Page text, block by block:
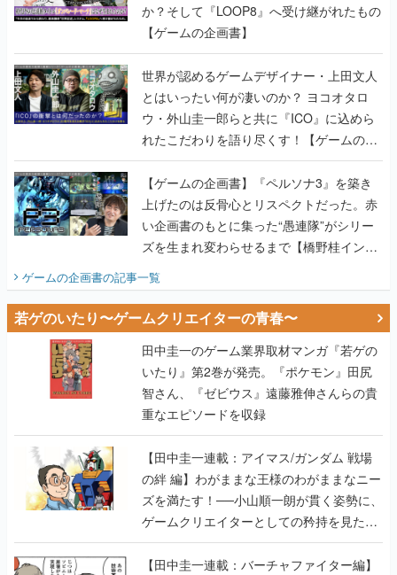
か？そして『LOOP8』へ受け継がれたもの
【ゲームの企画書】
世界が認めるゲームデザイナー・上田文人
とはいったい何が凄いのか？ ヨコオタロ
ウ・外山圭一郎らと共に『ICO』に込めら
れたこだわりを語り尽くす！【ゲームの企
画書】
【ゲームの企画書】『ペルソナ3』を築き
上げたのは反骨心とリスペクトだった。赤
い企画書のもとに集った“愚連隊”がシリー
ズを生まれ変わらせるまで【橋野桂インタ
ビュー】
ゲームの企画書の記事一覧
若ゲのいたり〜ゲームクリエイターの青春〜
田中圭一のゲーム業界取材マンガ『若ゲの
いたり』第2巻が発売。『ポケモン』田尻
智さん、『ゼビウス』遠藤雅伸さんらの貴
重なエピソードを収録
【田中圭一連載：アイマス/ガンダム 戦場
の絆 編】わがままな王様のわがままなニー
ズを満たす！──小山順一朗が貫く姿勢に、
ゲームクリエイターとしての矜持を見た
【若ゲのいたり最終回】
【田中圭一連載：バーチャファイター編】